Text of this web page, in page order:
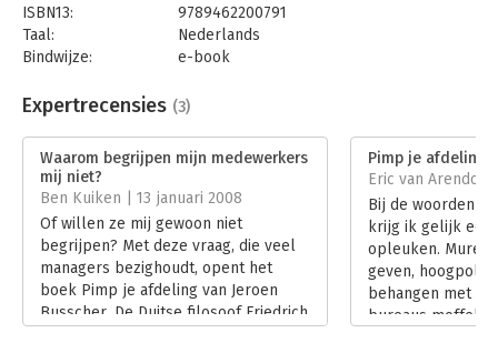
ISBN13:
9789462200791
Taal:
Nederlands
Bindwijze:
e-book
Bestandsformaat:
epub
Uitgever:
Boom
Druk:
1
Verschijningsdatum:
8-1-2014
Hoofdrubriek: Algemeen management
Expertrecensies (3)
Waarom begrijpen mijn medewerkers
mij niet?
Ben Kuiken | 13 januari 2008
Of willen ze mij gewoon niet
begrijpen? Met deze vraag, die veel
managers bezighoudt, opent het
boek Pimp je afdeling van Jeroen
Busscher. De Duitse filosoof Friedrich
Pimp je afdeling!
Eric van
Bij de woorden
krijg ik gelijk een
opleuken. Muren
geven,
behangen met
bureaus